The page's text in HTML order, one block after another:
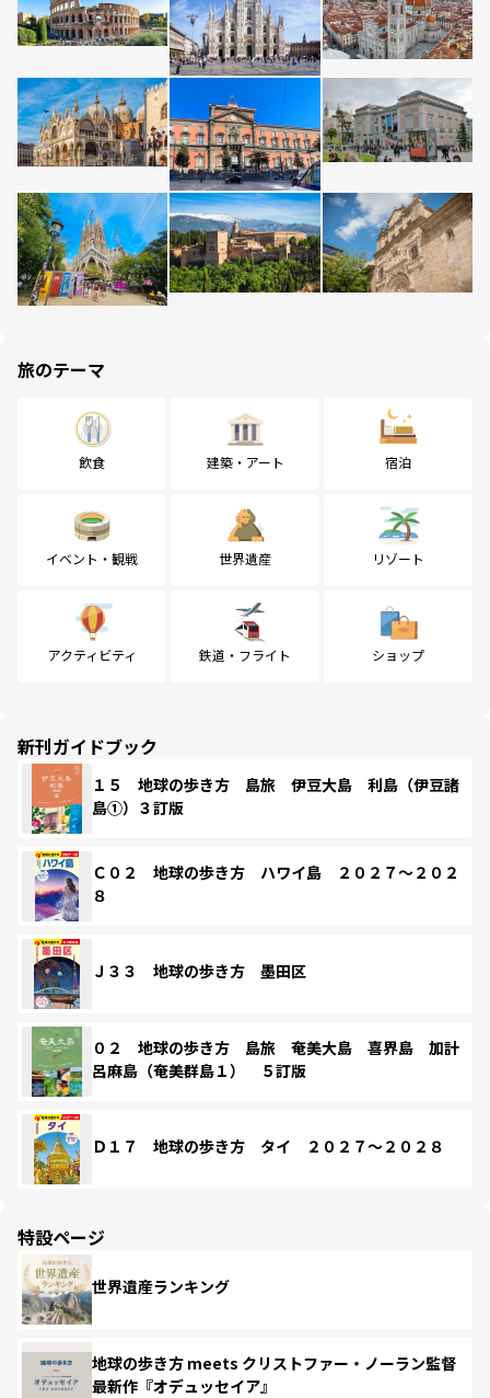
旅のテーマ
飲食 建築・アート 宿泊
イベント・観戦 世界遺産 リゾート
アクティビティ 鉄道・フライト ショップ
新刊ガイドブック
１５ 地球の歩き方 島旅 伊豆大島 利島（伊豆諸
島①）３訂版
Ｃ０２ 地球の歩き方 ハワイ島 ２０２７～２０２
８
Ｊ３３ 地球の歩き方 墨田区
０２ 地球の歩き方 島旅 奄美大島 喜界島 加計
呂麻島（奄美群島１） ５訂版
Ｄ１７ 地球の歩き方 タイ ２０２７～２０２８
特設ページ
世界遺産ランキング
地球の歩き方 meets クリストファー・ノーラン監督
最新作『オデュッセイア』